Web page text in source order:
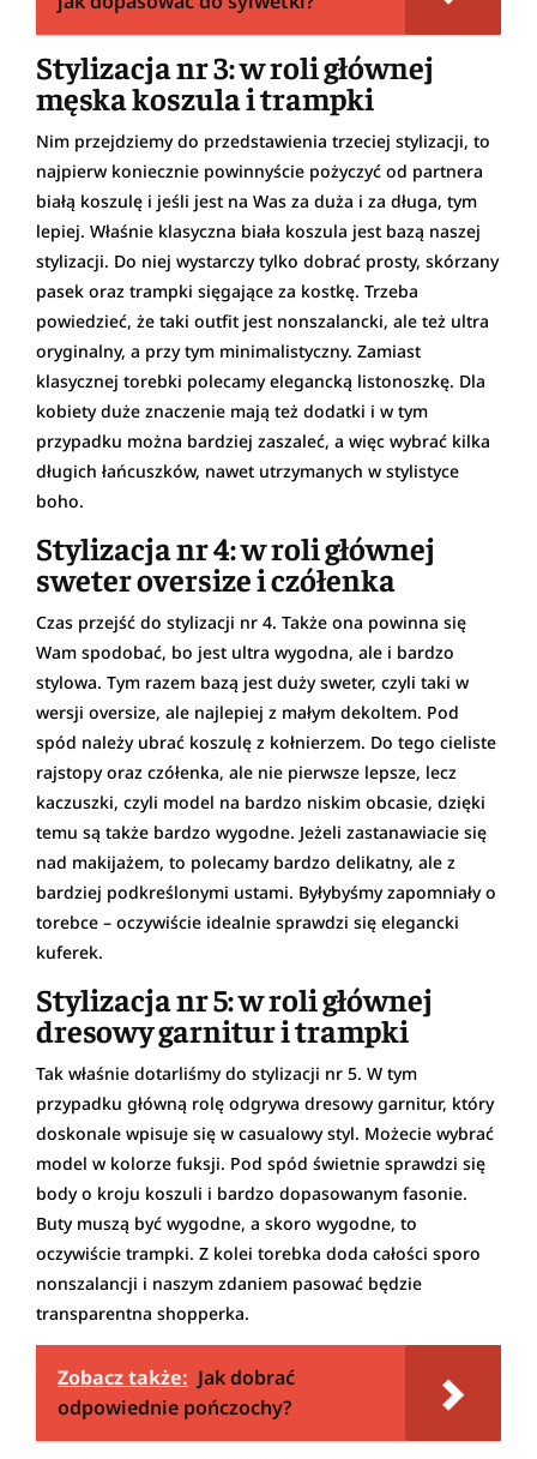
Stylizacja nr 3: w roli głównej
męska koszula i trampki
Nim przejdziemy do przedstawienia trzeciej stylizacji, to
najpierw koniecznie powinnyście pożyczyć od partnera
białą koszulę i jeśli jest na Was za duża i za długa, tym
lepiej. Właśnie klasyczna biała koszula jest bazą naszej
stylizacji. Do niej wystarczy tylko dobrać prosty, skórzany
pasek oraz trampki sięgające za kostkę. Trzeba
powiedzieć, że taki outfit jest nonszalancki, ale też ultra
oryginalny, a przy tym minimalistyczny. Zamiast
klasycznej torebki polecamy elegancką listonoszkę. Dla
kobiety duże znaczenie mają też dodatki i w tym
przypadku można bardziej zaszaleć, a więc wybrać kilka
długich łańcuszków, nawet utrzymanych w stylistyce
boho.
Stylizacja nr 4: w roli głównej
sweter oversize i czółenka
Czas przejść do stylizacji nr 4. Także ona powinna się
Wam spodobać, bo jest ultra wygodna, ale i bardzo
stylowa. Tym razem bazą jest duży sweter, czyli taki w
wersji oversize, ale najlepiej z małym dekoltem. Pod
spód należy ubrać koszulę z kołnierzem. Do tego cieliste
rajstopy oraz czółenka, ale nie pierwsze lepsze, lecz
kaczuszki, czyli model na bardzo niskim obcasie, dzięki
temu są także bardzo wygodne. Jeżeli zastanawiacie się
nad makijażem, to polecamy bardzo delikatny, ale z
bardziej podkreślonymi ustami. Byłybyśmy zapomniały o
torebce – oczywiście idealnie sprawdzi się elegancki
kuferek.
Stylizacja nr 5: w roli głównej
dresowy garnitur i trampki
Tak właśnie dotarliśmy do stylizacji nr 5. W tym
przypadku główną rolę odgrywa dresowy garnitur, który
doskonale wpisuje się w casualowy styl. Możecie wybrać
model w kolorze fuksji. Pod spód świetnie sprawdzi się
body o kroju koszuli i bardzo dopasowanym fasonie.
Buty muszą być wygodne, a skoro wygodne, to
oczywiście trampki. Z kolei torebka doda całości sporo
nonszalancji i naszym zdaniem pasować będzie
transparentna shopperka.
Zobacz także: Jak dobrać
odpowiednie pończochy?